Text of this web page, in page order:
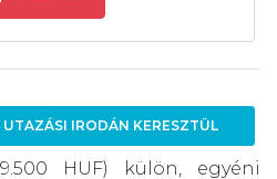
UTAZÁSI IRODÁN KERESZTÜL
HUF) külön, egyéni